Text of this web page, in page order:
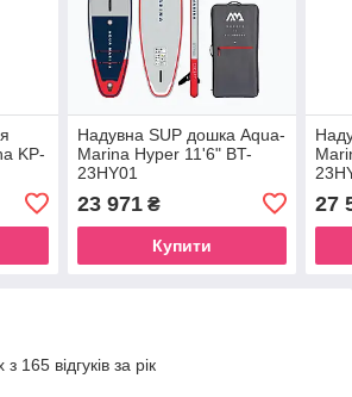
KP-
Надувна SUP дошка Aqua-
Marina Hyper 11'6" BT-
23HY01
23 971₴
Купити
27
165 відгуків за рік